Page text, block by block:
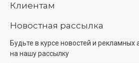
Клиентам
Новостная рассылка
Будьте в курсе новостей и
на нашу рассылку